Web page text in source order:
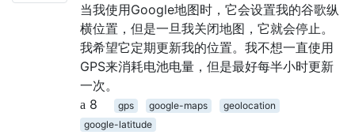
当我使用Google地图时，它会设置我的谷歌纵
横位置，但是一旦我关闭地图，它就会停止。
我希望它定期更新我的位置。我不想一直使用
GPS来消耗电池电量，但是最好每半小时更新
一次。
8
gps google-maps
geolocation
google-latitude